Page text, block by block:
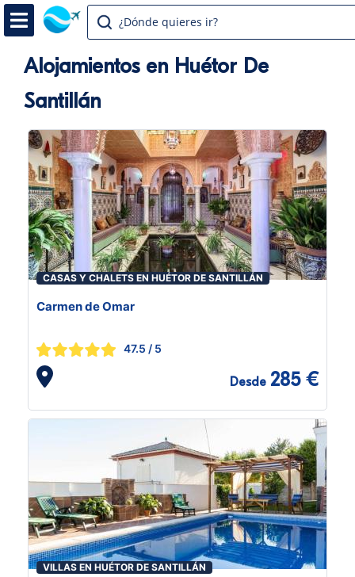
¿Dónde quieres ir?
Alojamientos en Huétor De
Santillán
CASAS Y CHALETS EN HUÉTOR DE SANTILLÁN
Carmen de Omar
47.5 / 5
Desde 285 €
VILLAS EN HUÉTOR DE SANTILLÁN